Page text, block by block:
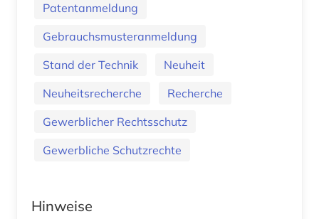
Patentanmeldung
Gebrauchsmusteranmeldung
Stand der Technik
Neuheit
Neuheitsrecherche
Recherche
Gewerblicher Rechtsschutz
Gewerbliche Schutzrechte
Hinweise